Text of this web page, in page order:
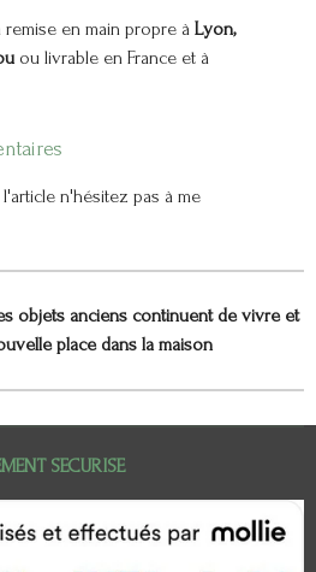
en main propre à Lyon,
ou livrable en France et à
n'hésitez pas à me
objets anciens continuent de vivre et
place dans la maison
SECURISE